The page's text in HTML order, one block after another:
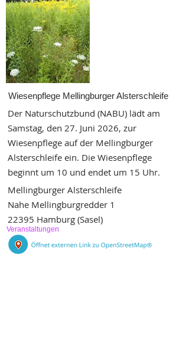
Wiesenpflege Mellingburger Alsterschleife
Der Naturschutzbund (NABU) lädt am
Samstag, den 27. Juni 2026, zur
Wiesenpflege auf der Mellingburger
Alsterschleife ein. Die Wiesenpflege
beginnt um 10 und endet um 15 Uhr.
Veranstaltungen
Mellingburger Alsterschleife
Nahe Mellingburgredder 1
22395 Hamburg (Sasel)